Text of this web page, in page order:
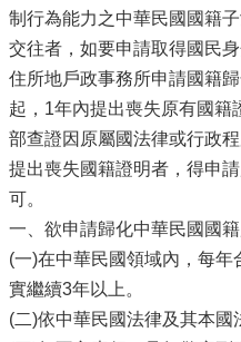
制行為能力之中華民國國籍
交往者，如要申請取得國民
住所地戶政事務所申請國籍
起，1年內提出喪失原有國籍
部查證因原屬國法律或行政
提出喪失國籍證明者，得申
可。
一、欲申請歸化中華民國國
(一)在中華民國領域內，每
實繼續3年以上。
(二)依中華民國法律及其本國